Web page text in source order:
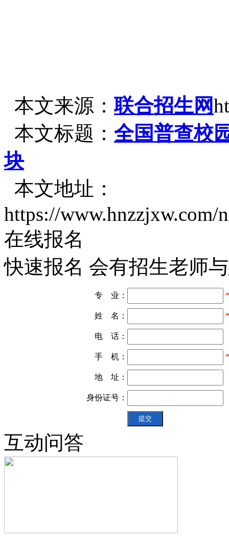
本文来源：联合招生网
本文标题： 全国普查校
块
本文地址：
https://www.hnzzjxw.com/
在线报名
快速报名 会有招生老师
专 业： *
姓 名： *
电 话：
手 机： *
地 址：
身份证号：
互动问答